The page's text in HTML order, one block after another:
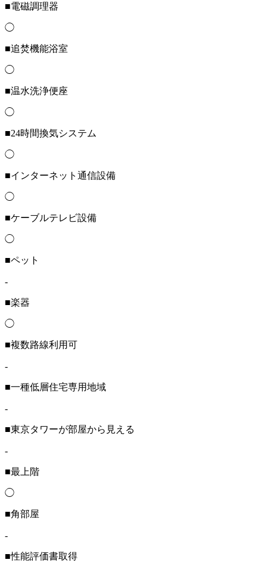
■電磁調理器
◯
■追焚機能浴室
◯
■温水洗浄便座
◯
■24時間換気システム
◯
■インターネット通信設備
◯
■ケーブルテレビ設備
◯
■ペット
-
■楽器
◯
■複数路線利用可
-
■一種低層住宅専用地域
-
■東京タワーが部屋から見える
-
■最上階
◯
■角部屋
-
■性能評価書取得